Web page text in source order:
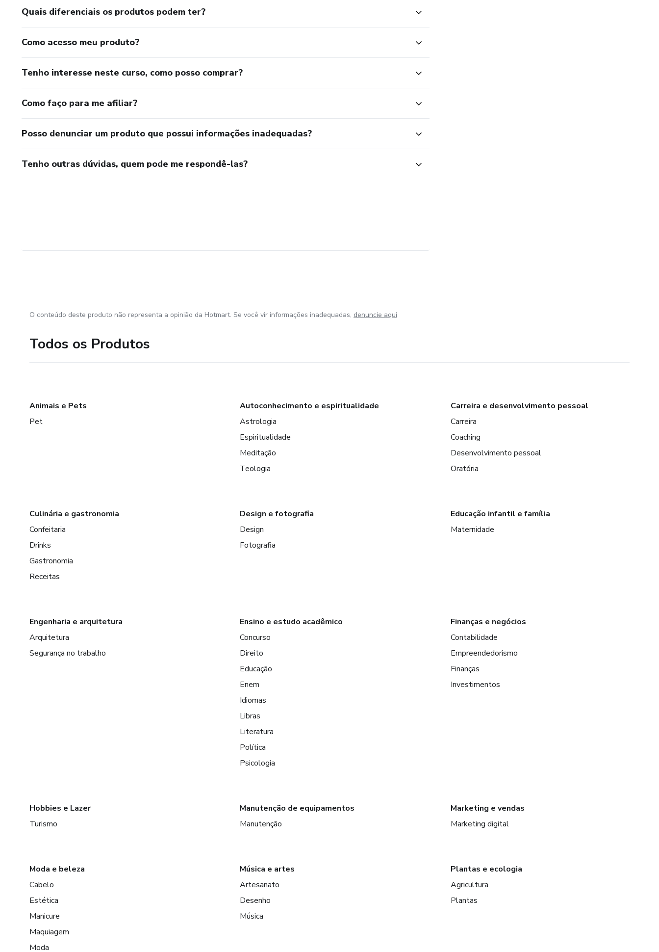
Quais diferenciais os produtos podem ter?
Como acesso meu produto?
Tenho interesse neste curso, como posso comprar?
Como faço para me afiliar?
Posso denunciar um produto que possui informações inadequadas?
Tenho outras dúvidas, quem pode me respondê-las?
O conteúdo deste produto não representa a opinião da Hotmart. Se você vir informações inadequadas, denuncie aqui
Todos os Produtos
Animais e Pets
Pet
Autoconhecimento e espiritualidade
Astrologia
Espiritualidade
Meditação
Teologia
Carreira e desenvolvimento pessoal
Carreira
Coaching
Desenvolvimento pessoal
Oratória
Culinária e gastronomia
Confeitaria
Drinks
Gastronomia
Receitas
Design e fotografia
Design
Fotografia
Educação infantil e família
Maternidade
Engenharia e arquitetura
Arquitetura
Segurança no trabalho
Ensino e estudo acadêmico
Concurso
Direito
Educação
Enem
Idiomas
Libras
Literatura
Política
Psicologia
Finanças e negócios
Contabilidade
Empreendedorismo
Finanças
Investimentos
Hobbies e Lazer
Turismo
Manutenção de equipamentos
Manutenção
Marketing e vendas
Marketing digital
Moda e beleza
Cabelo
Estética
Manicure
Maquiagem
Moda
Música e artes
Artesanato
Desenho
Música
Plantas e ecologia
Agricultura
Plantas